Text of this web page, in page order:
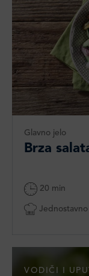
Glavno jelo
Brza
20 min
Jednostavno
VODIČI I